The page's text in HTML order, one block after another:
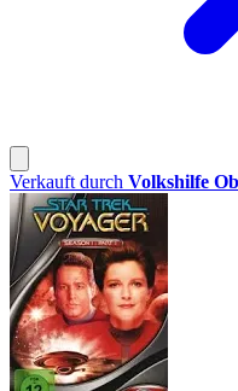
Verkauft durch Volkshilfe